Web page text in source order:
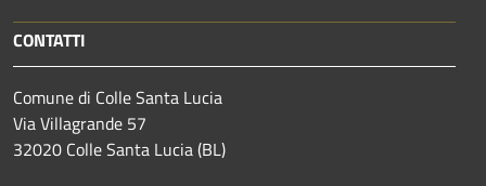
CONTATTI
Comune di Colle Santa Lucia
Via Villagrande 57
32020 Colle Santa Lucia (BL)